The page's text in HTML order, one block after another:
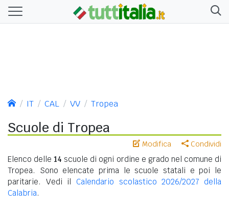
IT CAL VV Tropea
Scuole di Tropea
Modifica Condividi
Elenco delle14 scuole di ogni ordine e grado nel comune di
Tropea. Sono elencate prima le scuole statali e poi le
paritarie. Vedi il Calendario scolastico 2026/2027 della
Calabria.